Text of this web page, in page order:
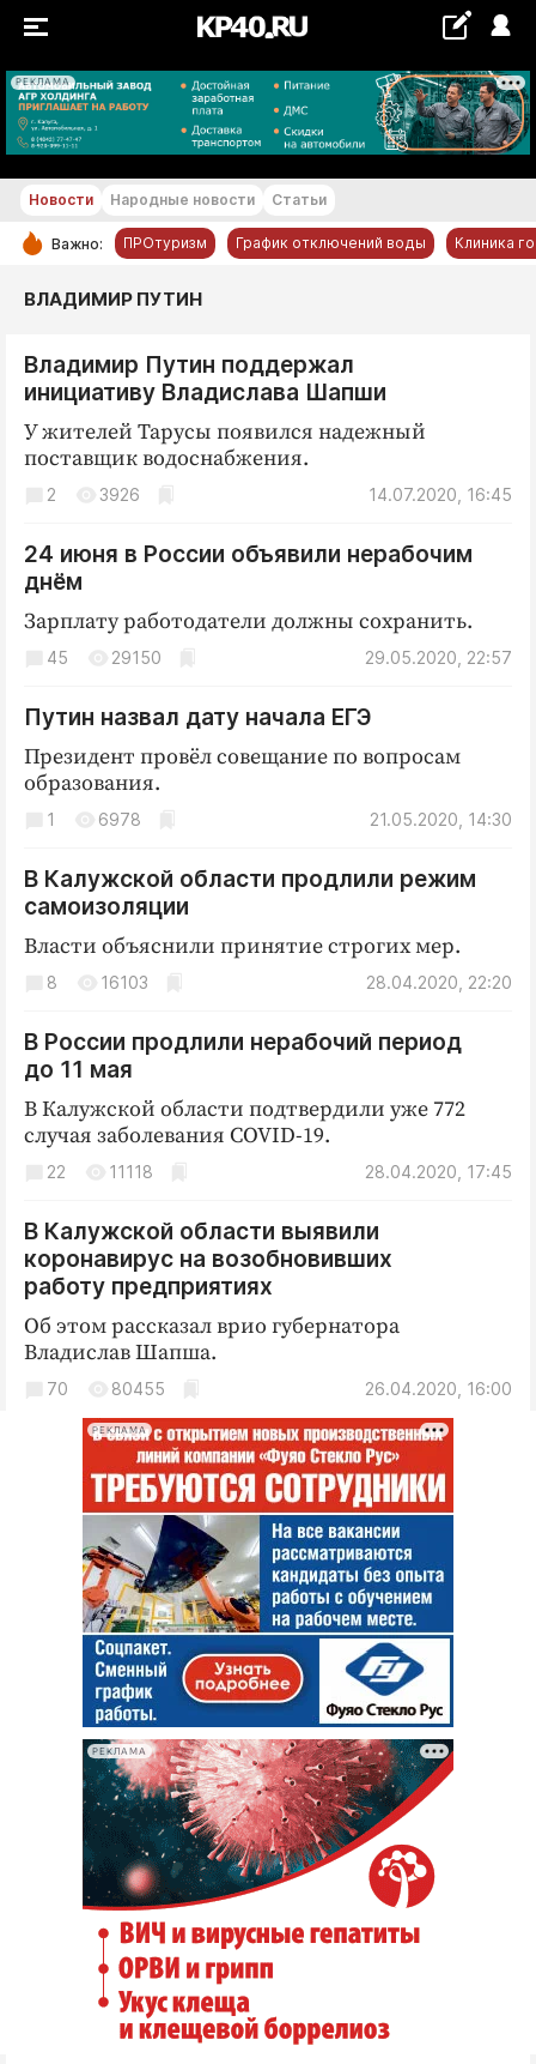
РЕКЛАМА
+21...+22 °С
РУБРИКИ
Новости компаний
Статьи
Народные новости
Криминал
Культура
Недвижимость и ЖКХ
Образование
Погода
Праздники
Экономика и бизнес
ПРОЕКТЫ
Блоги
Медиаперсона
Интересное чтиво
Клиника года
Новости Народные новости Статьи
Важно: ПРОтуризм График отключений воды Клиника
ВЛАДИМИР ПУТИН
Владимир Путин поддержал
инициативу Владислава Шапши
У жителей Тарусы появился надежный
поставщик водоснабжения.
14.07.2020, 16:45
2 3926
24 июня в России объявили нерабочим
днём
Зарплату работодатели должны сохранить.
29.05.2020, 22:57
45 29150
Путин назвал дату начала ЕГЭ
Президент провёл совещание по вопросам
образования.
21.05.2020, 14:30
1 6978
В Калужской области продлили режим
самоизоляции
Власти объяснили принятие строгих мер.
28.04.2020, 22:20
8 16103
В России продлили нерабочий период
до 11 мая
В Калужской области подтвердили уже 772
случая заболевания COVID-19.
28.04.2020, 17:45
22 11118
В Калужской области выявили
коронавирус на возобновивших
работу предприятиях
Об этом рассказал врио губернатора
Владислав Шапша.
26.04.2020, 16:00
70 80455
РЕКЛАМА
РЕКЛАМА